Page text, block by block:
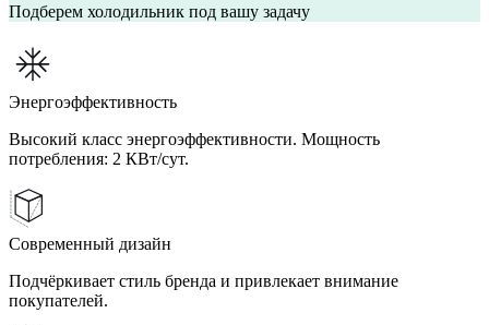
Подберем холодильник под вашу задачу
Энергоэффективность
Высокий класс энергоэффективности. Мощность
потребления: 2 КВт/сут.
Современный дизайн
Подчёркивает стиль бренда и привлекает внимание
покупателей.